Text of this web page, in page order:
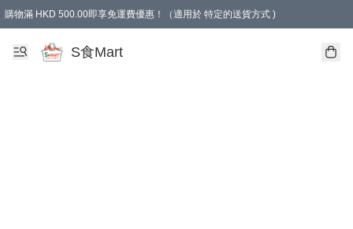
購物滿 HKD 500.00即享免運費優惠！（適用於 特定的送貨方式 )
S食Mart